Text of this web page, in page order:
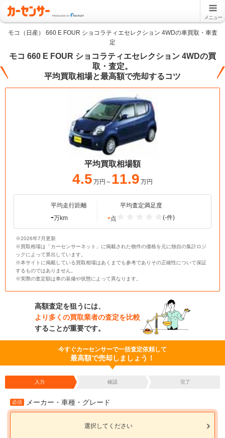
メニュー
モコ（日産） 660 E FOUR ショコラティエセレクション 4WDの車買取・車査
定
モコ 660 E FOUR ショコラティエセレクション 4WDの買
取・査定。
平均買取相場と最高額で売却するコツ
平均買取相場額
4.5 万円～ 11.9 万円
平均走行距離
-万km
平均査定満足度
-点 (-件)
※2026年7月更新
※買取相場は「カーセンサーネット」に掲載された物件の価格を元に独自の集計ロジ
ックによって算出しています。
※本サイトに掲載している買取相場はあくまでも参考でありその正確性について保証
するものではありません。
※実際の査定額は車の装備や状態によって異なります。
高額査定を狙うには、
より多くの買取業者の査定を比較
することが重要です。
今すぐカーセンサーで一括査定依頼して
最高額で売却しましょう！
入力 確認 完了
必須 メーカー・車種・グレード
選択してください